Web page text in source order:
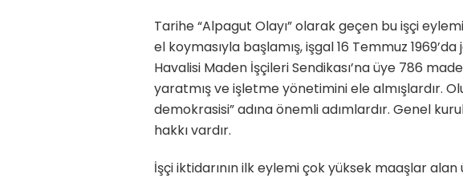
Tarihe “Alpagut Olayı” olarak geçen bu işçi
el koymasıyla başlamış, işgal 16 Temmuz
Havalisi Maden İşçileri Sendikası’na üye 786
yaratmış ve işletme yönetimini ele almışlardır.
demokrasisi” adına önemli adımlardır. Genel
hakkı vardır.
İşçi iktidarının ilk eylemi çok yüksek maaşlar